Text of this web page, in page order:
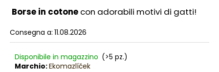
Borse in cotone con adorabili motivi di gatti!
Consegna a: 11.08.2026
Disponibile in magazzino (>5 pz.)
Marchio:Ekomazlíček
l
a
d